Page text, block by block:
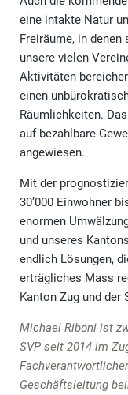
eine intakte Natur
Freiräume, in
unsere vielen
Aktivitäten
einen
Räumlichkeiten.
auf bezahlbare
angewiesen.
Mit der
30’000 Einwohner
enormen
und unseres
endlich Lösungen,
erträgliches Mass
Kanton Zug und der
Michael Riboni ist
SVP seit 2014 im
Geschäftsleitung